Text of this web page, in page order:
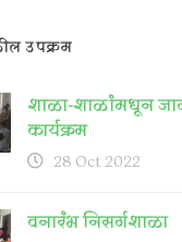
उपक्रम
शाळा-शाळांमधून
कार्यक्रम
28 Oct 2022
वनारंभ निसर्गशाळा